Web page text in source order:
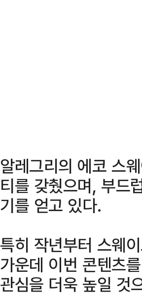
알레그리의 에코 스
티를 갖췄으며, 부드
기를 얻고 있다.
특히 작년부터 스웨
가운데 이번 콘텐츠
관심을 더욱 높일 것